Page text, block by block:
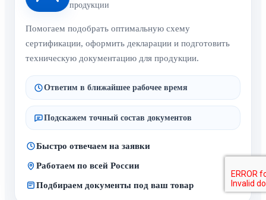
продукции
Помогаем подобрать оптимальную схему
сертификации, оформить декларации и подготовить
техническую документацию для продукции.
Ответим в ближайшее рабочее время
Подскажем точный состав документов
Быстро отвечаем на заявки
Работаем по всей России
Подбираем документы под ваш товар